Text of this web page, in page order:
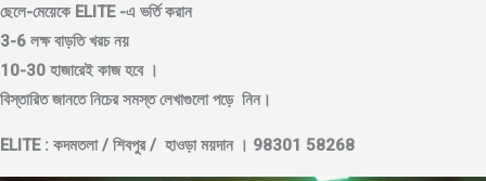
ছেলে-মেয়েকে ELITE -এ ভর্তি করান
3-6 লক্ষ বাড়তি খরচ নয়
10-30 হাজারেই কাজ হবে ।
বিস্তারিত জানতে নিচের সমস্ত লেখাগুলো পড়ে নিন।
ELITE : কদমতলা / শিবপুর / হাওড়া ময়দান । 98301 58268